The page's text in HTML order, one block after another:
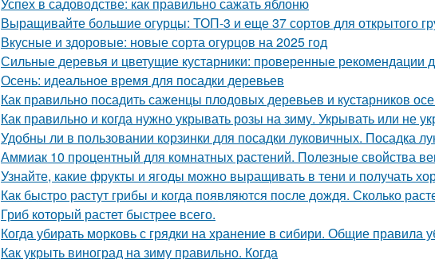
Выращивайте большие огурцы: ТОП-3 и еще 37 сортов для открытого
Вкусные и здоровые: новые сорта огурцов на 2025 год
Сильные деревья и цветущие кустарники: проверенные рекомендации
Осень: идеальное время для посадки деревьев
Как правильно посадить саженцы плодовых деревьев и кустарников
Как правильно и когда нужно укрывать розы на зиму. Укрывать или не
Удобны ли в пользовании корзинки для посадки луковичных. Посадка
Аммиак 10 процентный для комнатных растений. Полезные свойства
Узнайте, какие фрукты и ягоды можно выращивать в тени и получать
Как быстро растут грибы и когда появляются после дождя. Сколько
Гриб который растет быстрее всего.
Когда убирать морковь с грядки на хранение в сибири. Общие правила
Как укрыть виноград на зиму правильно. Когда